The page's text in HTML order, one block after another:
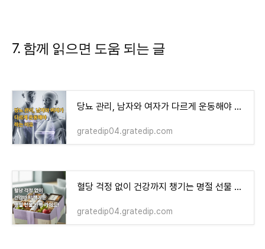
7. 함께 읽으면 도움 되는 글
당뇨 관리, 남자와 여자가 다르게 운동해야 하는 이유
gratedip04.gratedip.com
혈당 걱정 없이 건강까지 챙기는 명절 선물 완벽 가이드!
gratedip04.gratedip.com